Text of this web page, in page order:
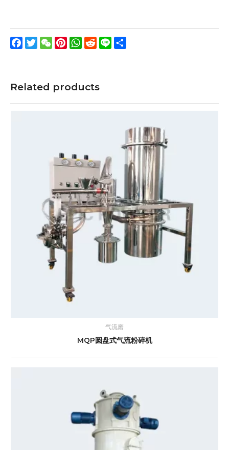
Facebook
TwitterWeChatPinterest
WhatsApp
Reddit
Line
Related products
气流磨
MQP圆盘式气流粉碎机